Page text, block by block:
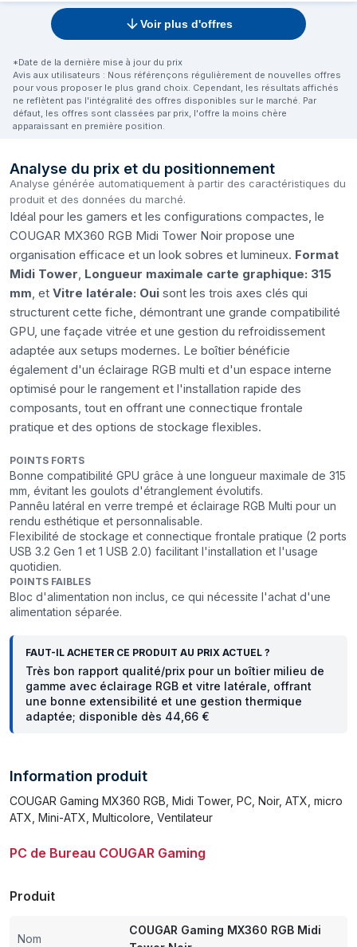
Voir plus d'offres
*Date de la dernière mise à jour du prix
Avis aux utilisateurs : Nous référençons régulièrement de nouvelles offres
pour vous proposer le plus grand choix. Cependant, les résultats affichés
ne reflètent pas l'intégralité des offres disponibles sur le marché. Par
défaut, les offres sont classées par prix, l'offre la moins chère
apparaissant en première position.
Analyse du prix et du positionnement
Analyse générée automatiquement à partir des caractéristiques du
produit et des données du marché.
Idéal pour les gamers et les configurations compactes, le
COUGAR MX360 RGB Midi Tower Noir propose une
organisation efficace et un look sobres et lumineux. Format
Midi Tower Longueur maximale carte graphique: 315
mm , et Vitre latérale: Oui sont les trois axes clés qui
structurent cette fiche, démontrant une grande compatibilité
GPU, une façade vitrée et une gestion du refroidissement
adaptée aux setups modernes. Le boîtier bénéficie
également d'un éclairage RGB multi et d'un espace interne
optimisé pour le rangement et l'installation rapide des
composants, tout en offrant une connectique frontale
pratique et des options de stockage flexibles.
POINTS FORTS
Bonne compatibilité GPU grâce à une longueur maximale de 315
mm, évitant les goulots d'étranglement évolutifs.
Pannêu latéral en verre trempé et éclairage RGB Multi pour un
rendu esthétique et personnalisable.
Flexibilité de stockage et connectique frontale pratique (2 ports
USB 3.2 Gen 1 et 1 USB 2.0) facilitant l'installation et l'usage
quotidien.
POINTS FAIBLES
Bloc d'alimentation non inclus, ce qui nécessite l'achat d'une
alimentation séparée.
FAUT-IL ACHETER CE PRODUIT AU PRIX ACTUEL ?
Très bon rapport qualité/prix pour un boîtier milieu de
gamme avec éclairage RGB et vitre latérale, offrant
une bonne extensibilité et une gestion thermique
adaptée; disponible dès 44,66 €
Information produit
COUGAR Gaming MX360 RGB, Midi Tower, PC, Noir, ATX, micro
ATX, Mini-ATX, Multicolore, Ventilateur
PC de Bureau COUGAR Gaming
Produit
Nom
COUGAR Gaming MX360 RGB Midi